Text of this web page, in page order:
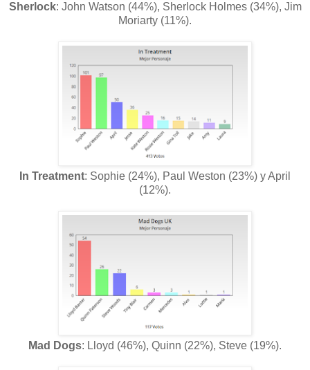
Sherlock: John Watson (44%), Sherlock Holmes (34%), Jim
Moriarty (11%).
In Treatment: Sophie (24%), Paul Weston (23%) y April
(12%).
Mad Dogs: Lloyd (46%), Quinn (22%), Steve (19%).